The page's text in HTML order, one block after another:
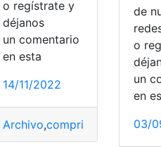
Popular,Teléfono
o regístrate y
déjanos
un comentario
en esta
14/11/2022
Archivo,comprimir Imagen,
de
o
un
en
03/